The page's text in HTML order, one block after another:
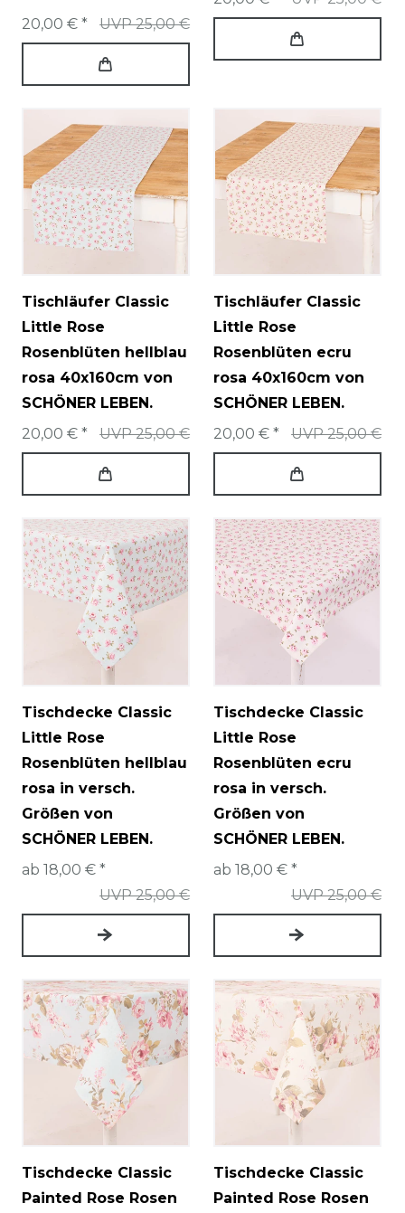
UVP 25,00 €
20,00 € *
Tischläufer Classic
Little Rose
Rosenblüten hellblau
rosa 40x160cm von
SCHÖNER LEBEN.
UVP 25,00 €
20,00 € *
Tischläufer Classic
Little Rose
Rosenblüten ecru
rosa 40x160cm von
SCHÖNER LEBEN.
UVP 25,00 €
20,00 € *
Tischdecke Classic
Little Rose
Rosenblüten hellblau
rosa in versch.
Größen von
SCHÖNER LEBEN.
UVP 25,00 €
ab 18,00 € *
Tischdecke Classic
Little Rose
Rosenblüten ecru
rosa in versch.
Größen von
SCHÖNER LEBEN.
UVP 25,00 €
ab 18,00 € *
Tischdecke Classic
Painted Rose Rosen
Tischdecke Classic
Painted Rose Rosen